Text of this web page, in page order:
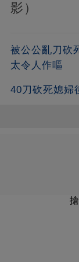
影）
被公公亂刀砍
太令人作嘔
40刀砍死媳婦